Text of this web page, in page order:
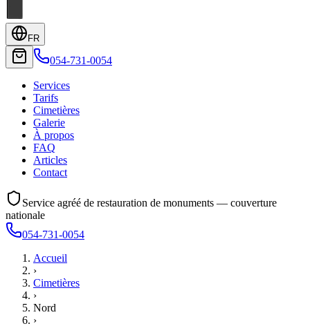
FR
054-731-0054
Services
Tarifs
Cimetières
Galerie
À propos
FAQ
Articles
Contact
Service agréé de restauration de monuments — couverture
nationale
054-731-0054
Accueil
›
Cimetières
›
Nord
›